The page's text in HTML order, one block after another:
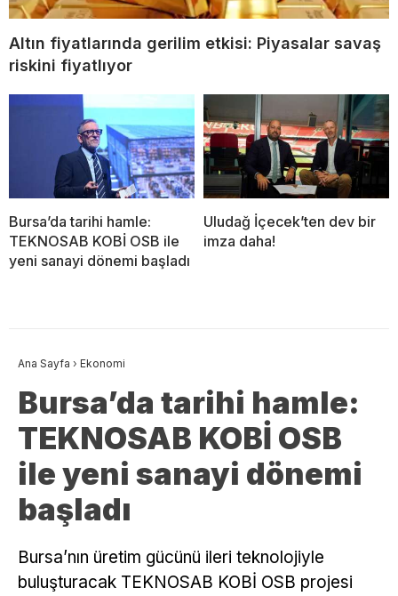
Altın fiyatlarında gerilim etkisi: Piyasalar savaş
riskini fiyatlıyor
Bursa’da tarihi hamle:
TEKNOSAB KOBİ OSB ile
yeni sanayi dönemi başladı
Uludağ İçecek’ten dev bir
imza daha!
Ana Sayfa › Ekonomi
Bursa’da tarihi hamle:
TEKNOSAB KOBİ OSB
ile yeni sanayi dönemi
başladı
Bursa’nın üretim gücünü ileri teknolojiyle
buluşturacak TEKNOSAB KOBİ OSB projesi